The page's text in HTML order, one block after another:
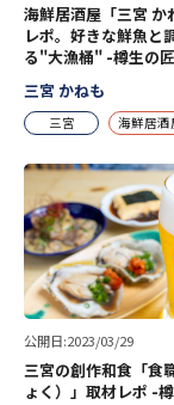
海鮮居酒屋「三宮 か
レポ。好きな鮮魚と
る"大漁桶" -樽生の
三宮 かねも
三宮 海鮮居酒
公開日:2023/03/29
三宮の創作和食「食
ょく）」取材レポ -